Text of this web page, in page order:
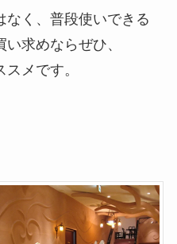
なく、普段使いできる
求めならぜひ、
メです。